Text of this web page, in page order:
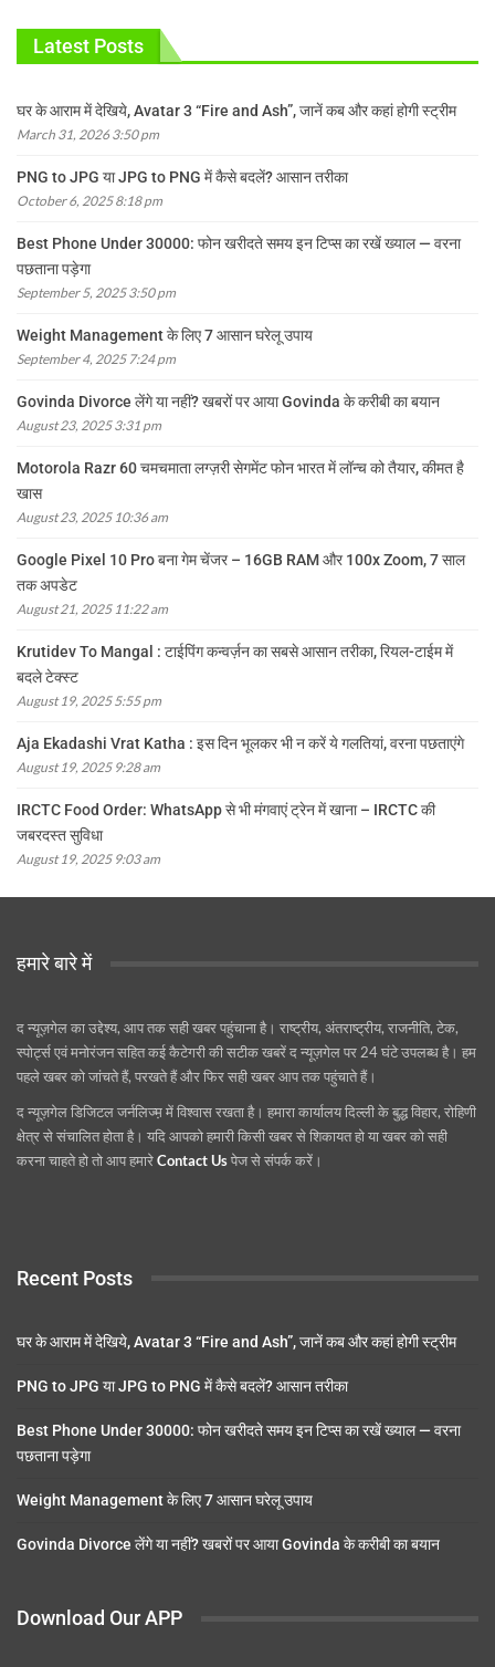
Latest Posts
घर के आराम में देखिये, Avatar 3 “Fire and Ash”, जानें कब और कहां होगी स्ट्रीम
March 31, 2026 3:50 pm
PNG to JPG या JPG to PNG में कैसे बदलें? आसान तरीका
October 6, 2025 8:18 pm
Best Phone Under 30000: फोन खरीदते समय इन टिप्स का रखें ख्याल — वरना
पछताना पड़ेगा
September 5, 2025 3:50 pm
Weight Management के लिए 7 आसान घरेलू उपाय
September 4, 2025 7:24 pm
Govinda Divorce लेंगे या नहीं? खबरों पर आया Govinda के करीबी का बयान
August 23, 2025 3:31 pm
Motorola Razr 60 चमचमाता लग्ज़री सेगमेंट फोन भारत में लॉन्च को तैयार, कीमत है
खास
August 23, 2025 10:36 am
Google Pixel 10 Pro बना गेम चेंजर – 16GB RAM और 100x Zoom, 7 साल
तक अपडेट
August 21, 2025 11:22 am
Krutidev To Mangal : टाईपिंग कन्वर्ज़न का सबसे आसान तरीका, रियल-टाईम में
बदले टेक्स्ट
August 19, 2025 5:55 pm
Aja Ekadashi Vrat Katha : इस दिन भूलकर भी न करें ये गलतियां, वरना पछताएंगे
August 19, 2025 9:28 am
IRCTC Food Order: WhatsApp से भी मंगवाएं ट्रेन में खाना – IRCTC की
जबरदस्त सुविधा
August 19, 2025 9:03 am
हमारे बारे में
द न्यूज़गेल का उद्देश्य, आप तक सही खबर पहुंचाना है। राष्ट्रीय, अंतराष्ट्रीय, राजनीति, टेक,
स्पोर्ट्स एवं मनोरंजन सहित कई कैटेगरी की सटीक खबरें द न्यूज़गेल पर 24 घंटे उपलब्ध है। हम
पहले खबर को जांचते हैं, परखते हैं और फिर सही खबर आप तक पहुंचाते हैं।
द न्यूज़गेल डिजिटल जर्नलिज्म़ में विश्वास रखता है। हमारा कार्यालय दिल्ली के बुद्ध विहार, रोहिणी
क्षेत्र से संचालित होता है। यदि आपको हमारी किसी खबर से शिकायत हो या खबर को सही
करना चाहते हो तो आप हमारेContact Usपेज से संपर्क करें।
Recent Posts
घर के आराम में देखिये, Avatar 3 “Fire and Ash”, जानें कब और कहां होगी स्ट्रीम
PNG to JPG या JPG to PNG में कैसे बदलें? आसान तरीका
Best Phone Under 30000: फोन खरीदते समय इन टिप्स का रखें ख्याल — वरना
पछताना पड़ेगा
Weight Management के लिए 7 आसान घरेलू उपाय
Govinda Divorce लेंगे या नहीं? खबरों पर आया Govinda के करीबी का बयान
Download Our APP